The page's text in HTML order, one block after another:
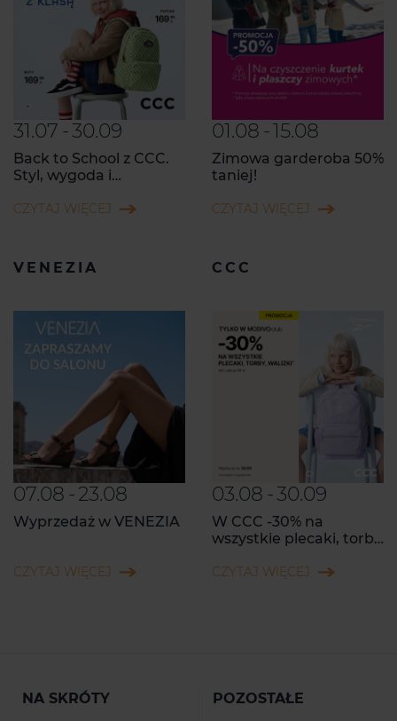
31.07 -30.09
Back to School z CCC.
Styl, wygoda i
każdy szkolny dzień!
CZYTAJ WIĘCEJ
01.08 -15.08
Zimowa garderoba 50%
taniej!
CZYTAJ WIĘCEJ
VENEZIA
07.08 -23.08
Wyprzedaż w VENEZIA
CZYTAJ WIĘCEJ
CCC
03.08 -30.09
W CCC -30% na
wszystkie plecaki, torby
CZYTAJ WIĘCEJ
NA SKRÓTY POZOSTAŁE